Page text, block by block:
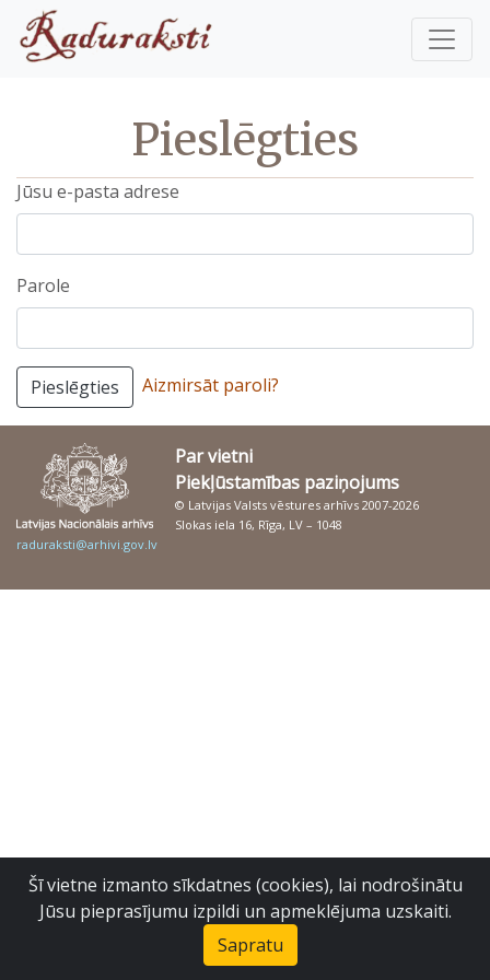
Pieslēgties
Jūsu e-pasta adrese
Parole
Pieslēgties Aizmirsāt paroli?
Par vietni
Piekļūstamības paziņojums
© Latvijas Valsts vēstures arhīvs 2007-2026
Slokas iela 16, Rīga, LV – 1048
raduraksti@arhivi.gov.lv
Šī vietne izmanto sīkdatnes (cookies), lai nodrošinātu
Jūsu pieprasījumu izpildi un apmeklējuma uzskaiti.
Sapratu